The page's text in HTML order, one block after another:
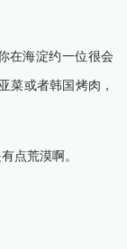
海淀约一位很会
菜或者韩国烤肉，
点荒漠啊。